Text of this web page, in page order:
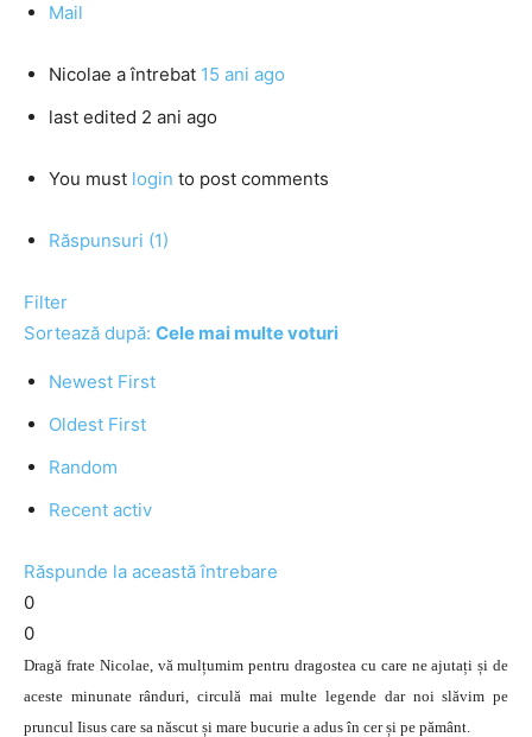
Mail
Nicolae a întrebat 15 ani ago
last edited 2 ani ago
You must login to post comments
Răspunsuri (1)
Filter
Sortează după: Cele mai multe voturi
Newest First
Oldest First
Random
Recent activ
Răspunde la această întrebare
0
0
Dragă frate Nicolae, vă mulțumim pentru dragostea cu care ne ajutați și de
aceste minunate rânduri, circulă mai multe legende dar noi slăvim pe
pruncul Iisus care sa născut și mare bucurie a adus în cer și pe pământ.